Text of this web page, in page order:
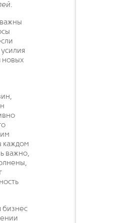
новых
каждом
важно,
бизнес